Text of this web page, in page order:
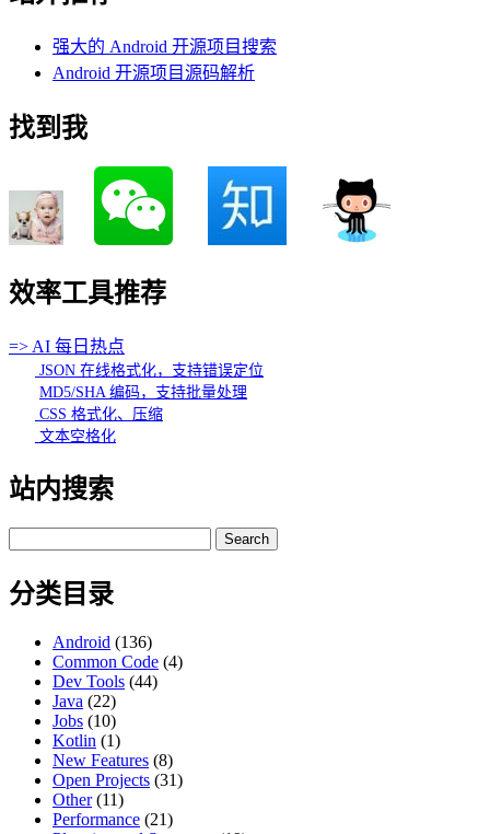
强大的 Android 开源项目搜索
Android 开源项目源码解析
找到我
效率工具推荐
=> AI 每日热点
JSON 在线格式化，支持错误定位
MD5/SHA 编码，支持批量处理
CSS 格式化、压缩
文本空格化
站内搜索
for:
分类目录
Android (136)
Common Code (4)
Dev Tools (44)
Java (22)
Jobs (10)
Kotlin (1)
New Features (8)
Open Projects (31)
Other(11)
Performance (21)